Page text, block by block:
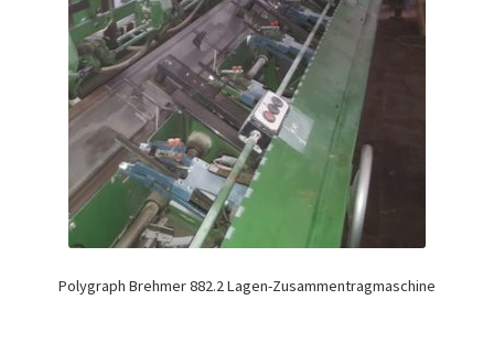
Polygraph Brehmer 882.2 Lagen-Zusammentragmaschine